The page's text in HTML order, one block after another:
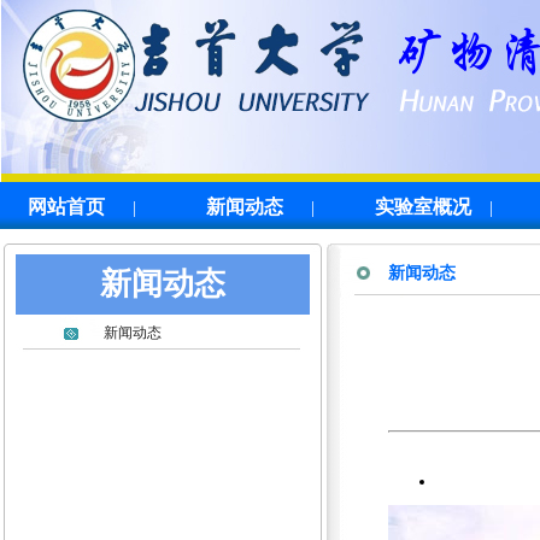
网站首页 | 新闻动态 | 实验室概况 |
新闻动态
新闻动态
新闻动态